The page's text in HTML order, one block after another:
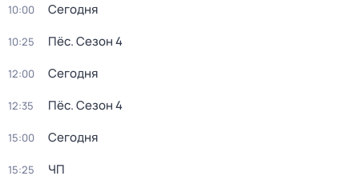
10:00 Сегодня
10:25 Пёс. Сезон 4
12:00 Сегодня
12:35 Пёс. Сезон 4
15:00 Сегодня
15:25 ЧП